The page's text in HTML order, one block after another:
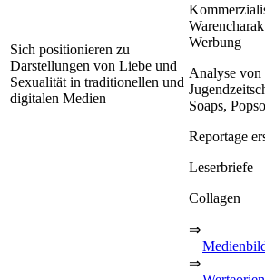
Sich positionieren zu
Darstellungen von Liebe und
Sexualität in traditionellen und
digitalen Medien
Werbung
Analyse von
Soaps,
Reportage
Leserbriefe
Collagen
⇒
⇒